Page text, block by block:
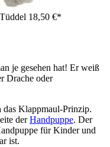
18,50 €*
je gesehen hat! Er weiß
Drache oder
das Klappmaul-Prinzip.
derHandpuppe. Der
für Kinder und
ist.